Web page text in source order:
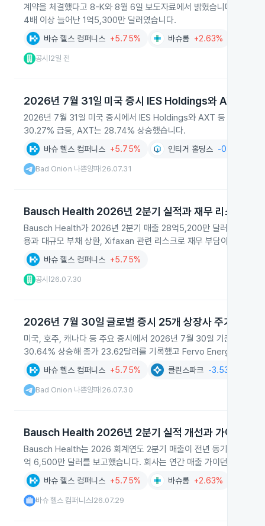
계약을 체결했다고 8-K와 8월 6일 보도자료에서 밝혔습니다. 2026
4배 이상 늘어난 1억5,300만 달러였습니다.
바슈 헬스 컴퍼니스 +5.75% 바슈롬 +2.63%
공시 2일 전
2026년 7월 31일 미국 증시 IES Holdings와 AXT 주가
2026년 7월 31일 미국 증시에서 IES Holdings와 AXT 등 기술과 산
30.27% 급등, AXT는 28.74% 상승했습니다.
바슈 헬스 컴퍼니스 +5.75% 인티거 홀딩스 -0.63%
Bad Onion 나쁜양파| 26.07.31
Bausch Health 2026년 2분기 실적과 재무 리스크
Bausch Health가 2026년 2분기 매출 28억5,200만 달러와 순이익
용과 대규모 부채 상환, Xifaxan 관련 리스크로 재무 부담이 지속되고
바슈 헬스 컴퍼니스 +5.75%
공시 26.07.30
2026년 7월 30일 글로벌 증시 25개 상장사 주가 급등
미국, 호주, 캐나다 등 주요 증시에서 2026년 7월 30일 기준 25개
30.64% 상승해 종가 23.62달러를 기록했고 Fervo Energy와 IREN
바슈 헬스 컴퍼니스 +5.75% 클린스파크 -3.53%
Bad Onion 나쁜양파| 26.07.30
Bausch Health 2026년 2분기 실적 개선과 가이던스
Bausch Health는 2026 회계연도 2분기 매출이 전년 동기 대비
억 6,500만 달러를 보고했습니다. 회사는 연간 매출 가이던스를 제시
바슈 헬스 컴퍼니스 +5.75% 바슈롬 +2.63%
바슈 헬스 컴퍼니스 26.07.29